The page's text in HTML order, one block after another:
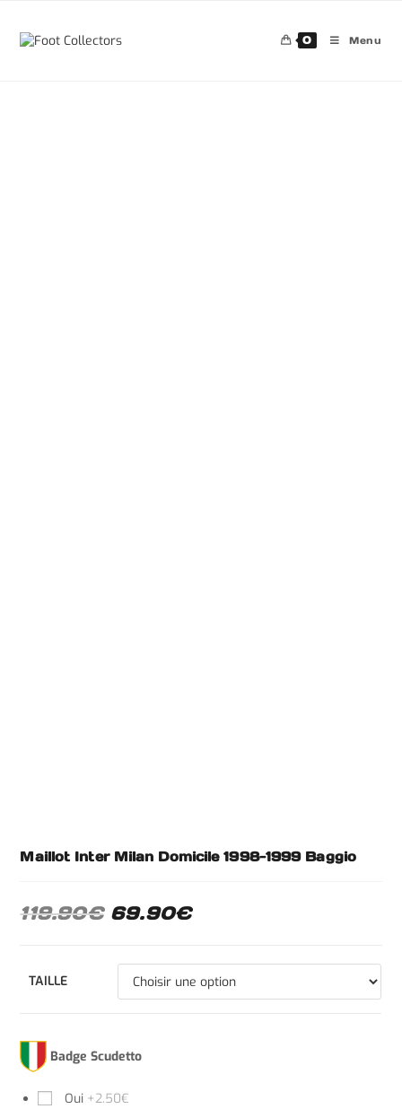
0 Menu
Maillot Inter Milan Domicile 1998-1999 Baggio
119.90€ 69.90€
TAILLE
Badge Scudetto
Oui +2.50€